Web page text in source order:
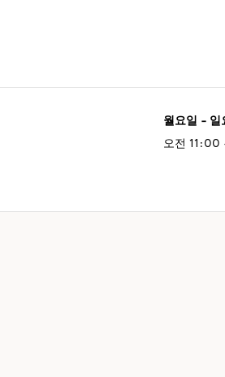
월요일 - 일
오전